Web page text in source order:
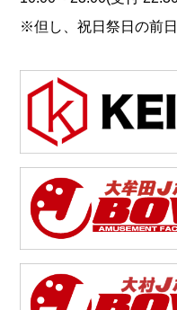
※但し、祝日祭日の前